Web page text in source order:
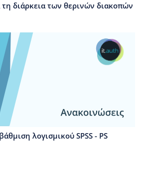
διάρκεια των θερινών διακοπών
λογισμικού SPSS - PS